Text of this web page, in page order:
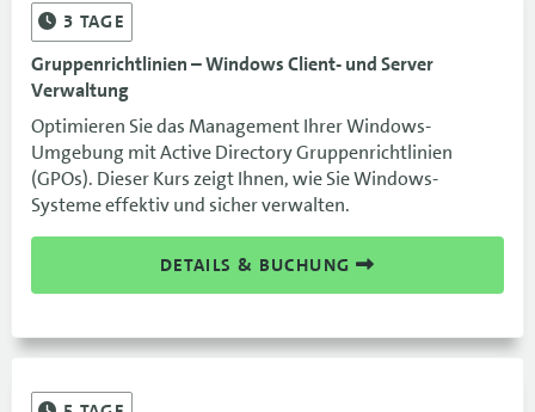
3 TAGE
Gruppenrichtlinien – Windows Client- und Server
Verwaltung
Optimieren Sie das Management Ihrer Windows-
Umgebung mit Active Directory Gruppenrichtlinien
(GPOs). Dieser Kurs zeigt Ihnen, wie Sie Windows-
Systeme effektiv und sicher verwalten.
DETAILS & BUCHUNG